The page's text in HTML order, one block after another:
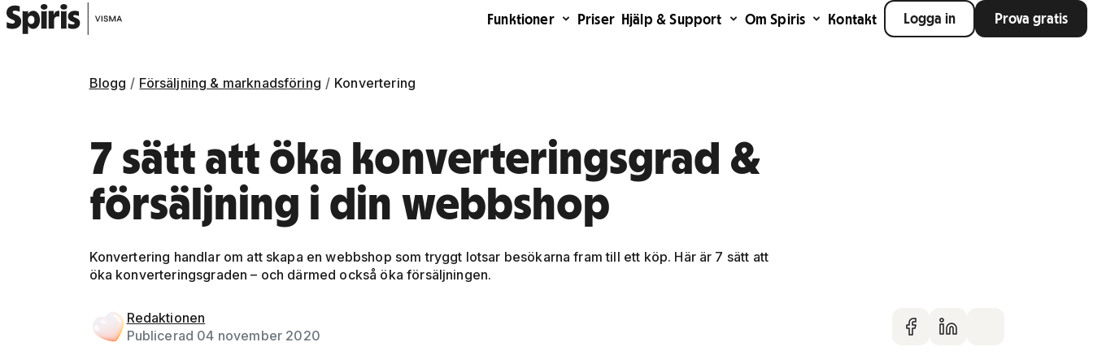
Funktioner Priser Hjälp & Support Om Spiris Kontakt Logga in Prova gratis
Blogg Försäljning & marknadsföring Konvertering
7 sätt att öka konverteringsgrad &
försäljning i din webbshop
Konvertering handlar om att skapa en webbshop som tryggt lotsar besökarna fram till ett köp. Här är 7 sätt att
öka konverteringsgraden – och därmed också öka försäljningen.
Redaktionen
Publicerad 04 november 2020
Dela på
Dela på
Gå vidare till artikelns